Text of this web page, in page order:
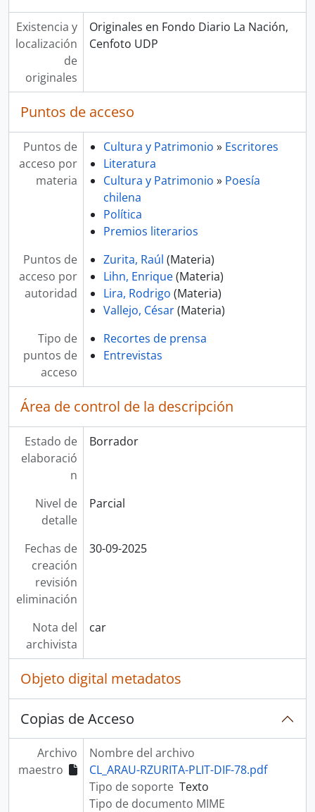
Existencia y
localización
de
originales
Originales en Fondo Diario La Nación,
Cenfoto UDP
Puntos de acceso
Puntos de
acceso por
materia
Cultura y Patrimonio » Escritores
Literatura
Cultura y Patrimonio » Poesía
chilena
Política
Premios literarios
Puntos de
acceso por
autoridad
Zurita, Raúl (Materia)
Lihn, Enrique(Materia)
Lira, Rodrigo (Materia)
Vallejo, César(Materia)
Tipo de
puntos de
acceso
Recortes de prensa
Entrevistas
Área de control de la descripción
Estado de
elaboració
n
Borrador
Nivel de
detalle
Parcial
Fechas de
creación
revisión
eliminación
30-09-2025
Nota del
archivista
car
Objeto digital metadatos
Copias de Acceso
Archivo
maestro
Nombre del archivo
CL_ARAU-RZURITA-PLIT-DIF-78.pdf
Tipo de soporte Texto
Tipo de documento MIME